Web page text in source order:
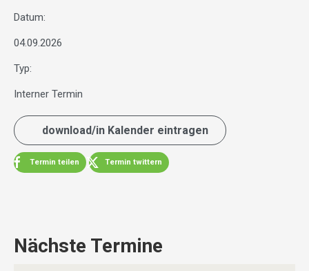
Datum:
04.09.2026
Typ:
Interner Termin
download/in Kalender eintragen
Termin teilen Termin twittern
Nächste Termine